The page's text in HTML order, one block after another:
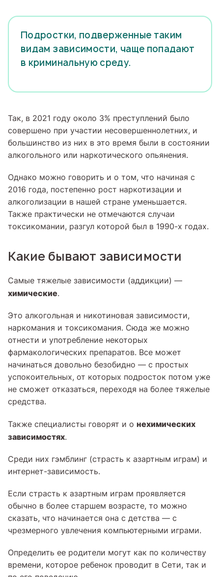
Подростки, подверженные таким
видам зависимости, чаще попадают
в криминальную среду.
Так, в 2021 году около 3% преступлений было
совершено при участии несовершеннолетних, и
большинство из них в это время были в состоянии
алкогольного или наркотического опьянения.
Однако можно говорить и о том, что начиная с
2016 года, постепенно рост наркотизации и
алкоголизации в нашей стране уменьшается.
Также практически не отмечаются случаи
токсикомании, разгул которой был в 1990-х годах.
Какие бывают зависимости
Самые тяжелые зависимости (аддикции) —
химические.
Это алкогольная и никотиновая зависимости,
наркомания и токсикомания. Сюда же можно
отнести и употребление некоторых
фармакологических препаратов. Все может
начинаться довольно безобидно — с простых
успокоительных, от которых подросток потом уже
не сможет отказаться, переходя на более тяжелые
средства.
Также специалисты говорят и о нехимических
зависимостях.
Среди них гэмблинг (страсть к азартным играм) и
интернет-зависимость.
Если страсть к азартным играм проявляется
обычно в более старшем возрасте, то можно
сказать, что начинается она с детства — с
чрезмерного увлечения компьютерными играми.
Определить ее родители могут как по количеству
времени, которое ребенок проводит в Сети, так и